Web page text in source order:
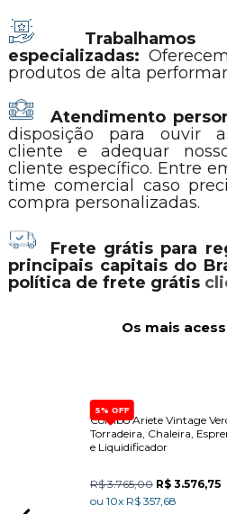
especializadas:
produtos de alta
Atendimento
disposição para ouvir
cliente e adequar
cliente específico. Entre
time comercial caso
compra personalizadas.
Frete grátis para
principais capitais do
política de frete grátis
Os mais
5% OFF
Combo Ariete Vintage
Torradeira, Chaleira,
e Liquidificador
R$ 3.765,00 R$ 3.576,75
ou 10x R$ 357,68